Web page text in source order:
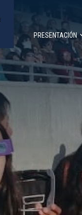
PRESENTACIÓN